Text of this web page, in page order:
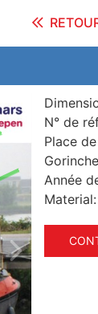
N° de
Place
Année
Material: